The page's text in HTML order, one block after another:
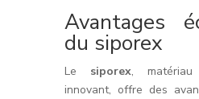
Avantages
du siporex
Le siporex,
innovant, offre des